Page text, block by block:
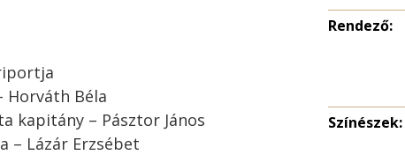
Horváth Béla
kapitány – Pásztor János
– Lázár Erzsébet
Rendező:
Színészek: